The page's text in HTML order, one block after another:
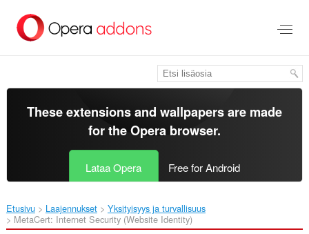
pääsisältöön
These extensions and wallpapers are made
for theOpera browser.
Lataa Opera Free for Android
Etusivu Laajennukset
Yksityisyys ja turvallisuus
MetaCert: Internet Security (Website Identity)‎